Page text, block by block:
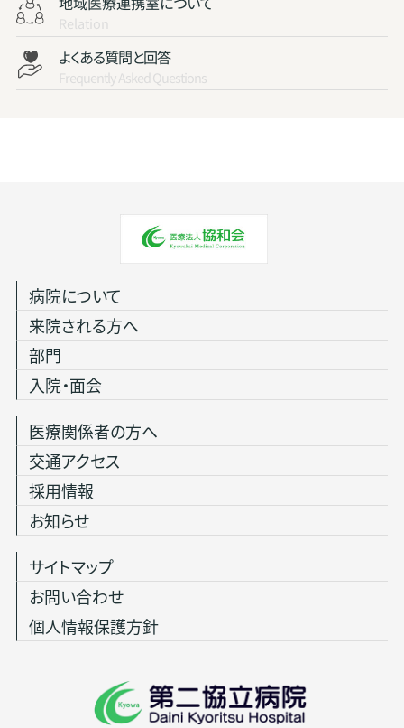
Relation
よくある質問と回答
Frequently Asked Questions
病院について
来院される方へ
部門
入院・面会
医療関係者の方へ
交通アクセス
採用情報
お知らせ
サイトマップ
お問い合わせ
個人情報保護方針